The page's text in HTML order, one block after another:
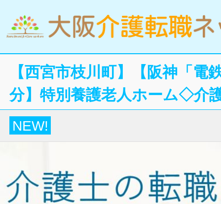
【西宮市枝川町】【阪神「
分】特別養護老人ホーム◇介
NEW!